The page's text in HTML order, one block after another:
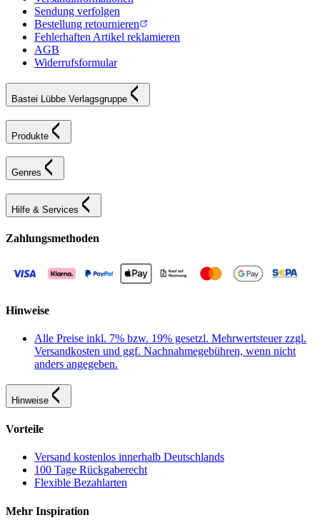
Sendung verfolgen
Bestellung retournieren
Fehlerhaften Artikel reklamieren
AGB
Widerrufsformular
Bastei Lübbe Verlagsgruppe
Produkte
Genres
Hilfe & Services
Zahlungsmethoden
Hinweise
Alle Preise inkl. 7% bzw. 19% gesetzl. Mehrwertsteuer zzgl.
Versandkosten und ggf. Nachnahmegebühren, wenn nicht
anders angegeben.
Hinweise
Vorteile
Versand kostenlos innerhalb Deutschlands
100 Tage Rückgaberecht
Flexible Bezahlarten
Mehr Inspiration